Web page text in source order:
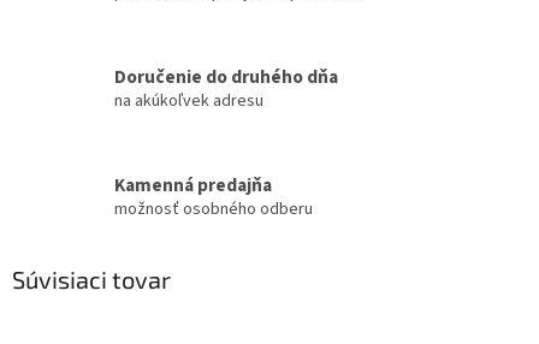
Doručenie do druhého dňa
na akúkoľvek adresu
Kamenná predajňa
možnosť osobného odberu
Súvisiaci tovar